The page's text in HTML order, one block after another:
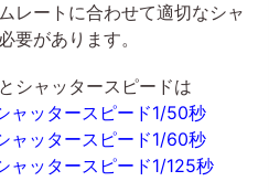
レートに合わせて適切なシャ
要があります。
シャッタースピードは
ャッタースピード1/50秒
ャッタースピード1/60秒
ャッタースピード1/125秒